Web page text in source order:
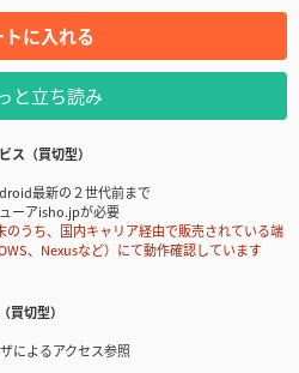
トに入れる
と立ち読み
ス（買切型）
最新の２世代前まで
ーアisho.jpが必要
うち、国内キャリア経由で販売されている端
、Nexusなど）にて動作確認しています
買切型）
によるアクセス参照